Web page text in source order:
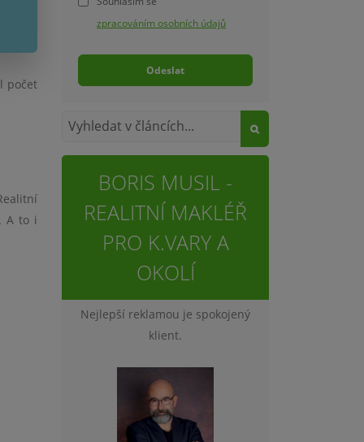
počet
A to i
zpracováním osobních údajů
Odeslat
BORIS MUSIL -
REALITNÍ MAKLÉŘ
PRO K.VARY A
OKOLÍ
Nejlepší reklamou je spokojený
klient.